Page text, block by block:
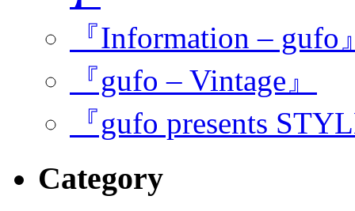
『Information – gufo
『gufo – Vintage』
『gufo presents
Category